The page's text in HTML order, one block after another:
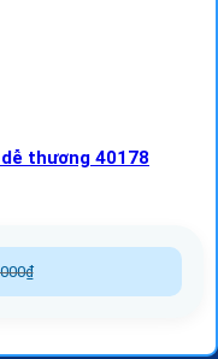
thương 40178
₫